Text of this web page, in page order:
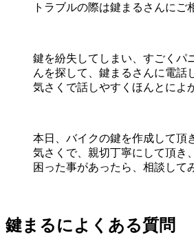
トラブルの際は鍵まるさんに
鍵を紛失してしまい、すごくパ
んを探して、鍵まるさんに電話
気さくで話しやすくほんとに
本日、バイクの鍵を作成して頂
気さくで、親切丁寧にして頂き
困った事があったら、相談して
鍵まるによくある質問